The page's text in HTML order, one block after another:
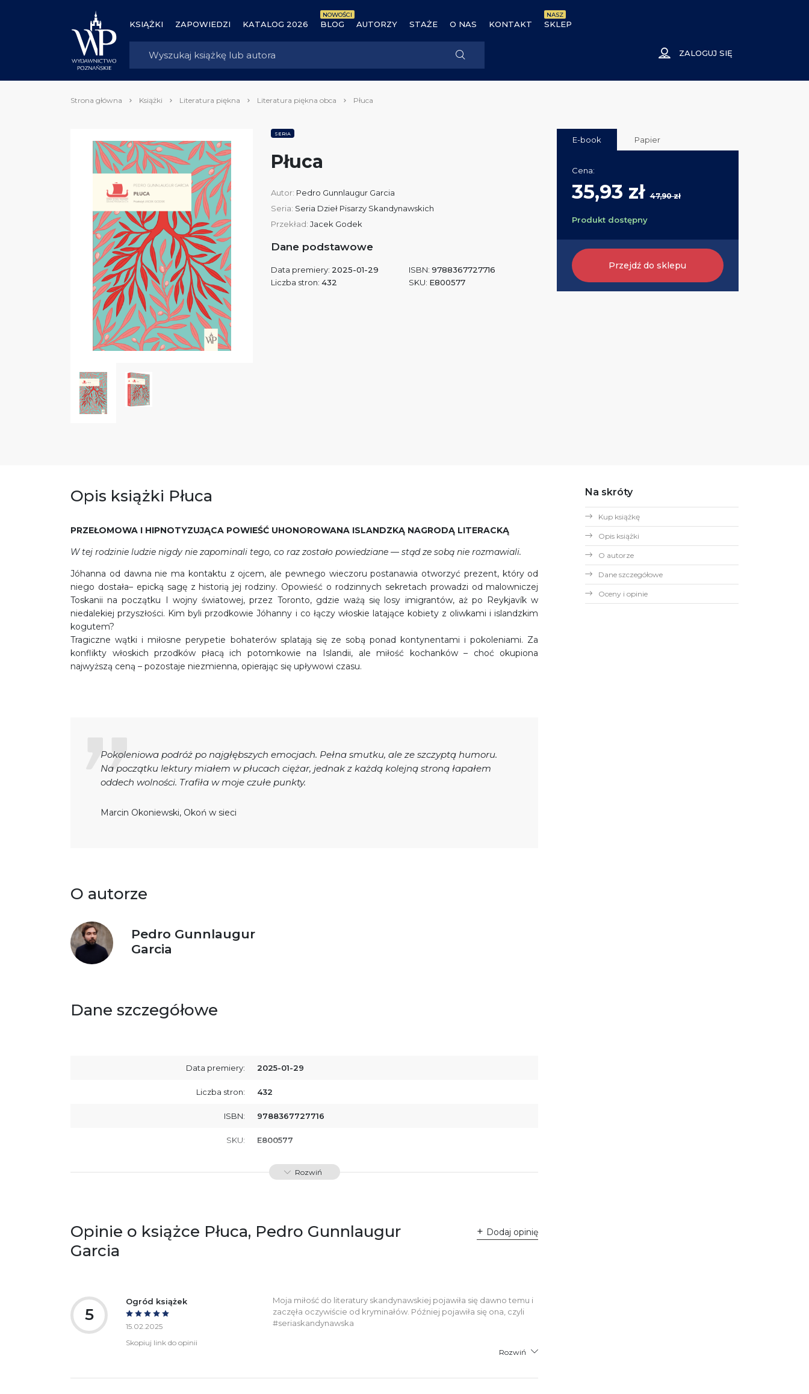
KSIĄŻKI ZAPOWIEDZI KATALOG 2026 BLOG
NOWOŚCI
AUTORZY STAŻE O NAS KONTAKT SKLEP
NASZ
ZALOGUJ SIĘ
Strona główna Książki Literatura piękna Literatura piękna obca Płuca
SERIA
Płuca
Autor: Pedro Gunnlaugur Garcia
Seria: Seria Dzieł Pisarzy Skandynawskich
Przekład: Jacek Godek
Dane podstawowe
Data premiery: 2025-01-29
Liczba stron: 432
ISBN: 9788367727716
SKU: E800577
E-book Papier
Cena:
35,93 zł47,90 zł
Produkt dostępny
Przejdź do sklepu
Opis książki Płuca
PRZEŁOMOWA I HIPNOTYZUJĄCA POWIEŚĆ UHONOROWANA ISLANDZKĄ NAGRODĄ LITERACKĄ
W tej rodzinie ludzie nigdy nie zapominali tego, co raz zostało powiedziane — stąd ze sobą nie rozmawiali.
Jóhanna od dawna nie ma kontaktu z ojcem, ale pewnego wieczoru postanawia otworzyć prezent, który od
niego dostała– epicką sagę z historią jej rodziny. Opowieść o rodzinnych sekretach prowadzi od malowniczej
Toskanii na początku I wojny światowej, przez Toronto, gdzie ważą się losy imigrantów, aż po Reykjavík w
niedalekiej przyszłości. Kim byli przodkowie Jóhanny i co łączy włoskie latające kobiety z oliwkami i islandzkim
kogutem?
Tragiczne wątki i miłosne perypetie bohaterów splatają się ze sobą ponad kontynentami i pokoleniami. Za
konflikty włoskich przodków płacą ich potomkowie na Islandii, ale miłość kochanków – choć okupiona
najwyższą ceną – pozostaje niezmienna, opierając się upływowi czasu.
Pokoleniowa podróż po najgłębszych emocjach. Pełna smutku, ale ze szczyptą humoru.
Na początku lektury miałem w płucach ciężar, jednak z każdą kolejną stroną łapałem
oddech wolności. Trafiła w moje czułe punkty.
Marcin Okoniewski, Okoń w sieci
O autorze
Pedro Gunnlaugur
Garcia
Dane szczegółowe
Data premiery: 2025-01-29
Liczba stron: 432
ISBN: 9788367727716
SKU: E800577
Rozwiń
Opinie o książce Płuca, Pedro Gunnlaugur
Garcia
Dodaj opinię
5
Ogród książek
15.02.2025
Skopiuj link do opinii
Moja miłość do literatury skandynawskiej pojawiła się dawno temu i
zaczęła oczywiście od kryminałów. Później pojawiła się ona, czyli
#seriaskandynawska
Rozwiń
Na skróty
Kup książkę
Opis książki
O autorze
Dane szczegółowe
Oceny i opinie